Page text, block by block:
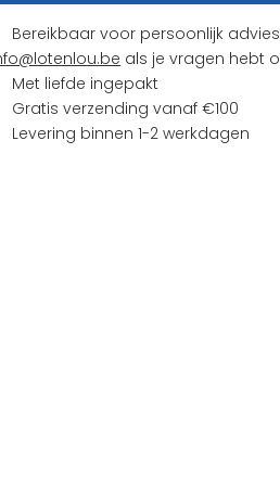
Bereikbaar voor persoonlijk
als je vragen hebt
Met liefde ingepakt
Gratis verzending vanaf €100
Levering binnen 1-2 werkdagen